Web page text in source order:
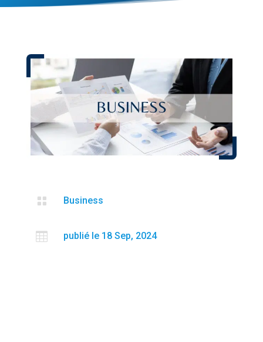
 Business
 publié le 18 Sep, 2024